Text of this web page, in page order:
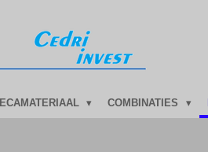
COMBINATIES